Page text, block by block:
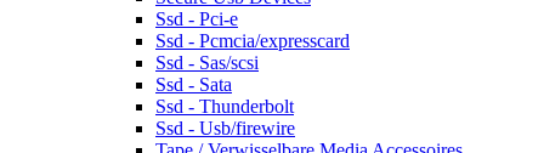
Ssd - Pci-e
Ssd - Pcmcia/expresscard
Ssd - Sas/scsi
Ssd - Sata
Ssd - Thunderbolt
Ssd - Usb/firewire